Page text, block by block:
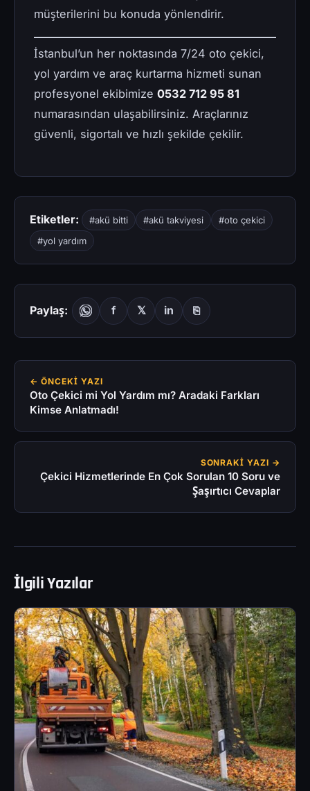
müşterilerini bu konuda yönlendirir.
İstanbul’un her noktasında 7/24 oto çekici,
yol yardım ve araç kurtarma hizmeti sunan
profesyonel ekibimize 0532 712 95 81
numarasından ulaşabilirsiniz. Araçlarınız
güvenli, sigortalı ve hızlı şekilde çekilir.
Etiketler: #akü bitti #akü takviyesi
#oto çekici
#yol yardım
Paylaş: f 𝕏 in ⎘
← ÖNCEKI YAZI
Oto Çekici mi Yol Yardım mı? Aradaki Farkları
Kimse Anlatmadı!
SONRAKI YAZI →
Çekici Hizmetlerinde En Çok Sorulan 10 Soru ve
Şaşırtıcı Cevaplar
İlgili Yazılar